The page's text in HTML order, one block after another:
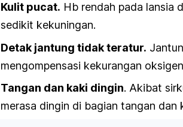
Kulit pucat. Hb rendah pada lansia
sedikit kekuningan.
Detak jantung tidak teratur.
mengompensasi kekurangan
Tangan dan kaki dingin. Akibat
merasa dingin di bagian tangan dan